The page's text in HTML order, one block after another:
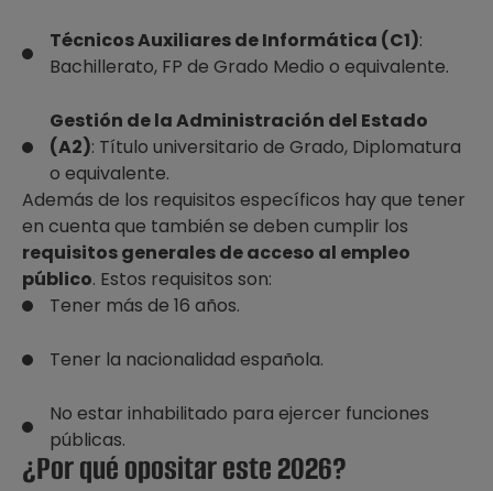
Técnicos Auxiliares de Informática (C1):
Bachillerato, FP de Grado Medio o equivalente.
Gestión de la Administración del Estado
(A2): Título universitario de Grado, Diplomatura
o equivalente.
Además de los requisitos específicos hay que tener
en cuenta que también se deben cumplir los
requisitos generales de acceso al empleo
público. Estos requisitos son:
Tener más de 16 años.
Tener la nacionalidad española.
No estar inhabilitado para ejercer funciones
públicas.
¿Por qué opositar este 2026?